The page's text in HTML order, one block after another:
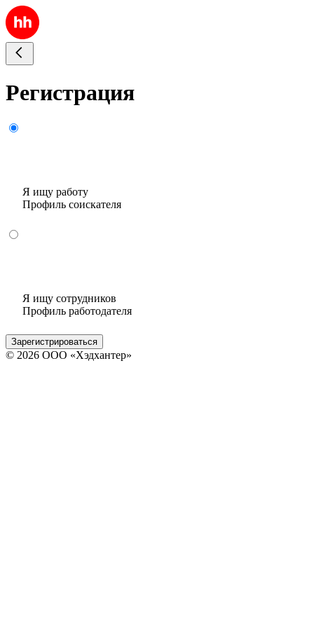
Регистрация
Я ищу работу
Профиль соискателя
Я ищу сотрудников
Профиль работодателя
Зарегистрироваться
© 2026 ООО «Хэдхантер»